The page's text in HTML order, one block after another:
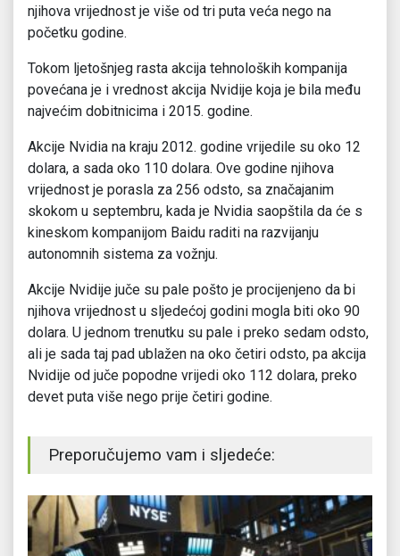
njihova vrijednost je više od tri puta veća nego na
početku godine.
Tokom ljetošnjeg rasta akcija tehnoloških kompanija
povećana je i vrednost akcija Nvidije koja je bila među
najvećim dobitnicima i 2015. godine.
Akcije Nvidia na kraju 2012. godine vrijedile su oko 12
dolara, a sada oko 110 dolara. Ove godine njihova
vrijednost je porasla za 256 odsto, sa značajanim
skokom u septembru, kada je Nvidia saopštila da će s
kineskom kompanijom Baidu raditi na razvijanju
autonomnih sistema za vožnju.
Akcije Nvidije juče su pale pošto je procijenjeno da bi
njihova vrijednost u sljedećoj godini mogla biti oko 90
dolara. U jednom trenutku su pale i preko sedam odsto,
ali je sada taj pad ublažen na oko četiri odsto, pa akcija
Nvidije od juče popodne vrijedi oko 112 dolara, preko
devet puta više nego prije četiri godine.
Preporučujemo vam i sljedeće: